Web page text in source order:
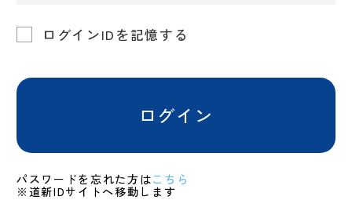
ログインIDを記憶する
ログイン
パスワードを忘れた方はこちら
※道新IDサイトへ移動します